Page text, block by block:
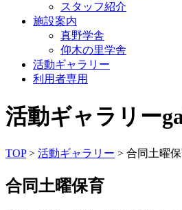
スタッフ紹介
施設案内
真野学舎
仰木の里学舎
活動ギャラリー
利用者専用
活動ギャラリー
TOP> 活動ギャラリー > 合同土曜
合同土曜保育